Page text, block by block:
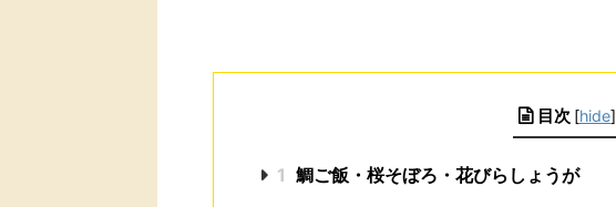
目次 [hide]
1 鯛ご飯・桜そぼろ・花びらしょうが